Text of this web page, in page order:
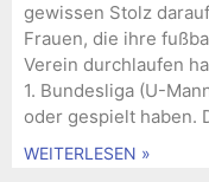
gewissen Stolz
Frauen, die ihre
Verein durchlaufen
1. Bundesliga (U-
oder gespielt haben.
WEITERLESEN »